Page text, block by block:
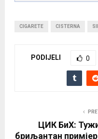
CIGARETE CISTERNA
PODIJELI 0
ЦИК БиХ:
бриљантан